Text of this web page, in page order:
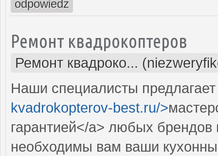
odpowiedz
Ремонт квадрокоптеров
Ремонт квадроко...
Наши специалисты
kvadrokopterov-best.ru/>
гарантией</a> любых
необходимы вам ваши